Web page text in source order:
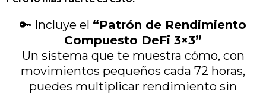
🔑 Incluye el “Patrón de Rendimiento
Compuesto DeFi 3×3”
Un sistema que te muestra cómo, con
movimientos pequeños cada 72 horas,
puedes multiplicar rendimiento sin